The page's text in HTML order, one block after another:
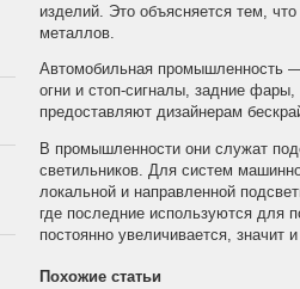
изделий. Это объясняется тем,
металлов.
Автомобильная промышленность —
огни и стоп-сигналы, задние
предоставляют дизайнерам
В промышленности они служат
светильников. Для систем
локальной и направленной
где последние используются для
постоянно увеличивается, значит
Похожие статьи